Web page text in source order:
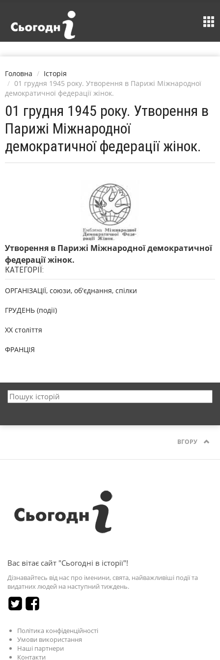
Головна
Історія
01 грудня 1945 року. Утворення в Парижі Міжнародної
демократичної федерації жінок.
01 грудня 1945 року. Утворення в
Парижі Міжнародної
демократичної федерації жінок.
Утворення в Парижі Міжнародної демократичної
федерації жінок.
КАТЕГОРІЇ:
ОРГАНІЗАЦІЇ, союзи, об'єднання, спілки
ГРУДЕНЬ (події)
XX століття
ФРАНЦІЯ
ВГОРУ
Вас вітає сайт "Сьогодні в історії"!
Дізнавайтесь від нас про іменини, свята, найважливіші події та
видатних людей на наступний тиждень.
Політика конфіденційності
Умови використання
Наші партнери
Контакти